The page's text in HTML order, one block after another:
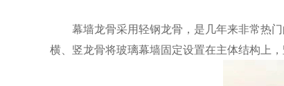
幕墙龙骨采用轻钢龙骨，是几年来非常热门
横、竖龙骨将玻璃幕墙固定设置在主体结构上